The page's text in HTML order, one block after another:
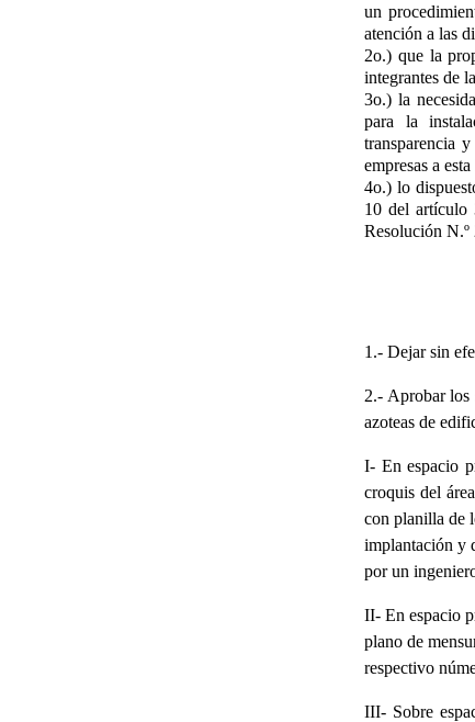
un
atención a las
2o.) que la
integrantes de
3o.) la
para la
transparencia
empresas a
4o.) lo
10 del artículo
Resolución N.º
1.- Dejar sin
2.- Aprobar los
azoteas de
I- En espacio
croquis del
con planilla de
implantación y
por un
II- En espacio
plano de
respectivo
III- Sobre